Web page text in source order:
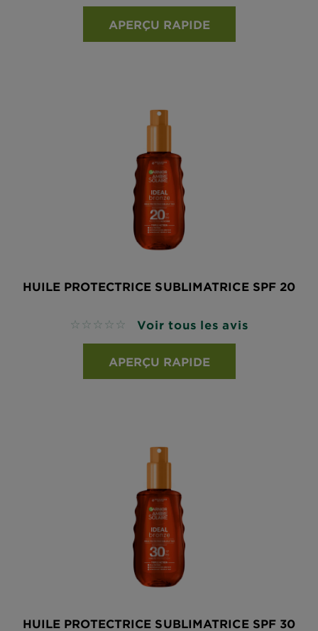
APERÇU RAPIDE
HUILE PROTECTRICE SUBLIMATRICE SPF 20
No reviews Voir tous les avis
APERÇU RAPIDE
HUILE PROTECTRICE SUBLIMATRICE SPF 30